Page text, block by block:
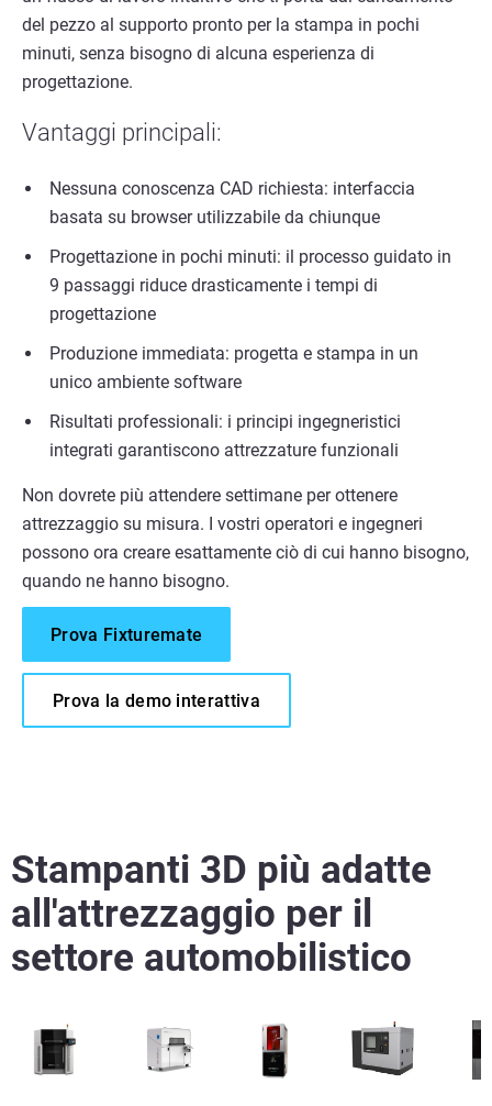
del pezzo al supporto pronto per la stampa in pochi
minuti, senza bisogno di alcuna esperienza di
progettazione.
Vantaggi principali:
Nessuna conoscenza CAD richiesta: interfaccia
basata su browser utilizzabile da chiunque
Progettazione in pochi minuti: il processo guidato in
9 passaggi riduce drasticamente i tempi di
progettazione
Produzione immediata: progetta e stampa in un
unico ambiente software
Risultati professionali: i principi ingegneristici
integrati garantiscono attrezzature funzionali
Non dovrete più attendere settimane per ottenere
attrezzaggio su misura. I vostri operatori e ingegneri
possono ora creare esattamente ciò di cui hanno bisogno,
quando ne hanno bisogno.
Prova Fixturemate
Prova la demo interattiva
Stampanti 3D più adatte
all'attrezzaggio per il
settore automobilistico